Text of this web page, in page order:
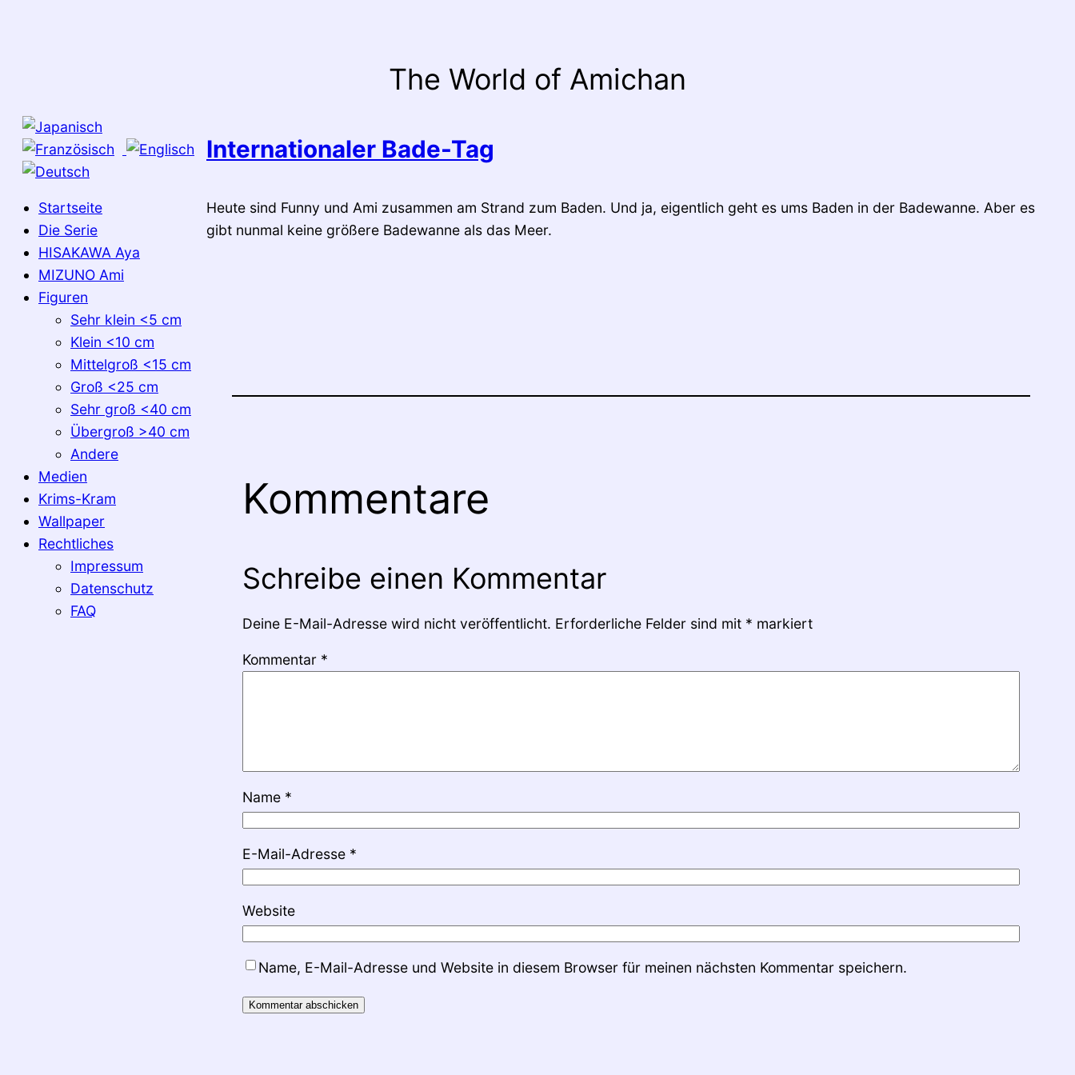
The World of Amichan
Startseite
Die Serie
HISAKAWA Aya
MIZUNO Ami
Figuren
Sehr klein <5 cm
Klein <10 cm
Mittelgroß <15 cm
Groß <25 cm
Sehr groß <40 cm
Übergroß >40 cm
Andere
Medien
Krims-Kram
Wallpaper
Rechtliches
Impressum
Datenschutz
FAQ
Internationaler Bade-Tag
Heute sind Funny und Ami zusammen am Strand zum Baden. Und ja, eigentlich geht es ums Baden in der Badewanne. Aber es
gibt nunmal keine größere Badewanne als das Meer.
Kommentare
Schreibe einen Kommentar
Deine E-Mail-Adresse wird nicht veröffentlicht. Erforderliche Felder sind mit * markiert
Kommentar *
Name *
E-Mail-Adresse *
Website
Name, E-Mail-Adresse und Website in diesem Browser für meinen nächsten Kommentar speichern.